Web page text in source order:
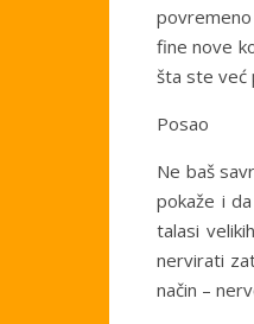
fine nove
šta ste već
Posao
Ne baš
pokaže i
talasi
nervirati
način –